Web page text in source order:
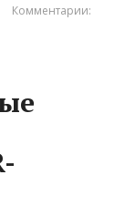
Комментарии: